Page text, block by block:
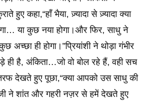
हुए कहा,“हाँ भैया, ज़्यादा से ज़्यादा क्या
या कुछ नया होगा।और फिर, साधु ने
अच्छा ही होगा।”प्रियांशी ने थोड़ा गंभीर
ही है, अंकिता…जो वो बोल रहे हैं, वही सच
देखते हुए पूछा,“क्या आपको उस साधु की
ने शांत और गहरी नज़र से हमें देखते हुए